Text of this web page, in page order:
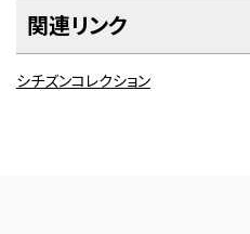
関連リンク
シチズンコレクション